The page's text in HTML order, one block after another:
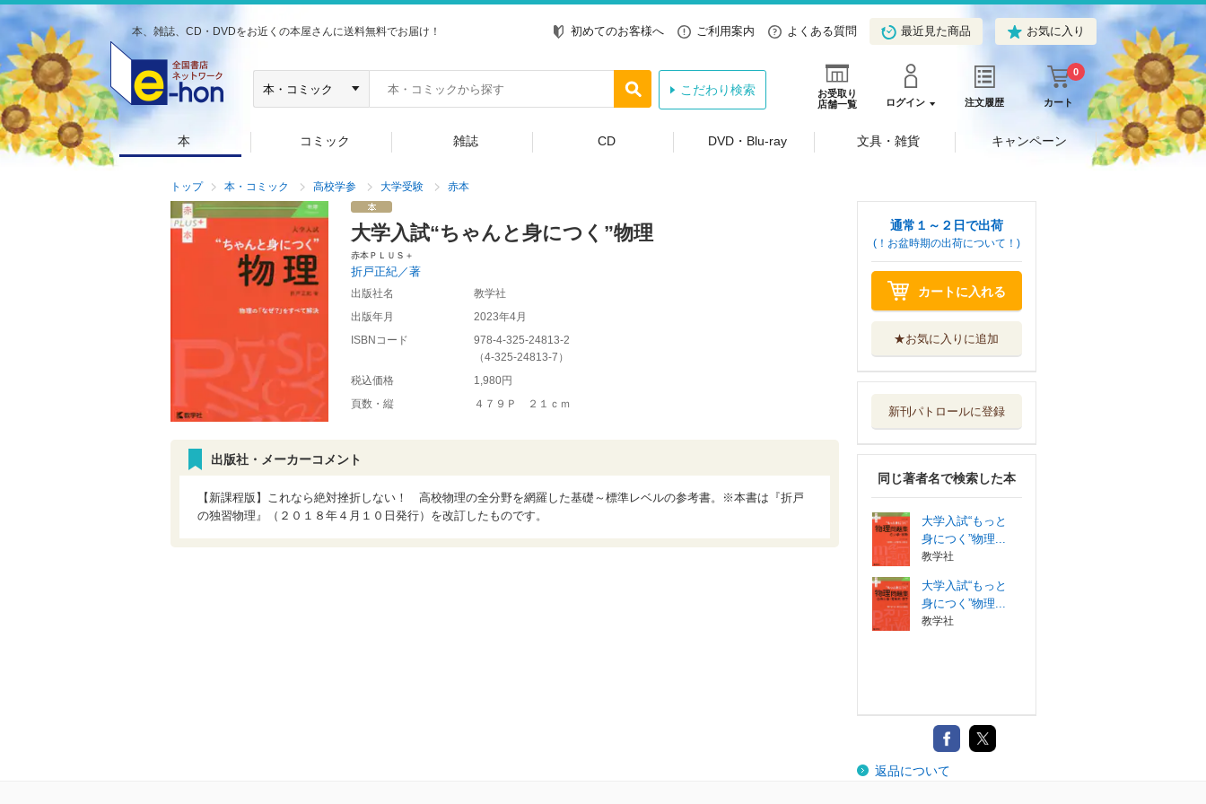
本、雑誌、CD・DVDをお近くの本屋さんに送料無料でお届け！ 初めてのお客様へ ご利用案内 よくある質問 最近見た商品 お気に入り
お受取り
店舗一覧
ログイン 注文履歴 カート
0
こだわり検索
本 コミック 雑誌 CD DVD・Blu-ray 文具・雑貨 キャンペーン
トップ 本・コミック 高校学参 大学受験 赤本
大学入試“ちゃんと身につく”物理
赤本ＰＬＵＳ＋
折戸正紀／著
出版社名
教学社
出版年月
2023年4月
ISBNコード
978-4-325-24813-2
（4-325-24813-7 ）
税込価格
1,980円
頁数・縦
４７９Ｐ ２１ｃｍ
出版社・メーカーコメント
【新課程版】これなら絶対挫折しない！ 高校物理の全分野を網羅した基礎～標準レベルの参考書。※本書は『折戸
の独習物理』（２０１８年４月１０日発行）を改訂したものです。
通常１～２日で出荷
(！お盆時期の出荷について！)
カートに入れる
★お気に入りに追加
新刊パトロールに登録
同じ著者名で検索した本
大学入試“もっと
身につく”物理...
教学社
大学入試“もっと
身につく”物理...
教学社
返品について